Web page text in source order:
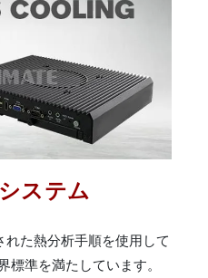
ステム
た熱分析手順を使用して
標準を満たしています。